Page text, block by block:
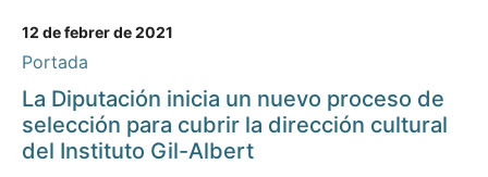
12 de febrer de 2021
Portada
La Diputación inicia un nuevo proceso de
selección para cubrir la dirección cultural
del Instituto Gil-Albert